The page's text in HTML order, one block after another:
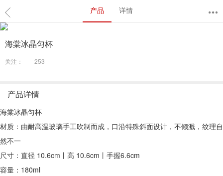
产品 详情
海棠冰晶匀杯
关注：
253
产品详情
海棠冰晶匀杯
材质：由耐高温玻璃手工吹制而成，口沿特殊斜面设计，不倾溅，纹理自
然不一
尺寸：直径 10.6cm丨高 10.6cm丨手握6.6cm
容量：180ml